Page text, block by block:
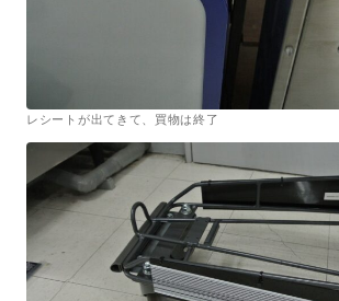
レシートが出てきて、買物は終了